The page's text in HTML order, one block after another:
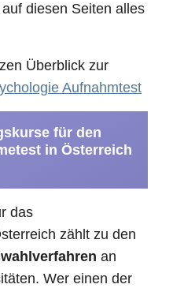
diesen Seiten alles
Überblick zur
Aufnahmtest
für den
in Österreich
das
zählt zu den
an
Wer einen der